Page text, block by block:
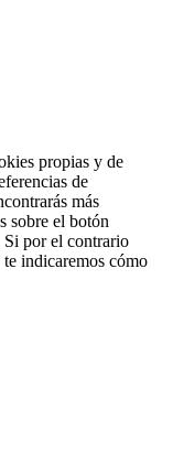
propias y de
de
más
sobre el botón
Si por el contrario
indicaremos cómo